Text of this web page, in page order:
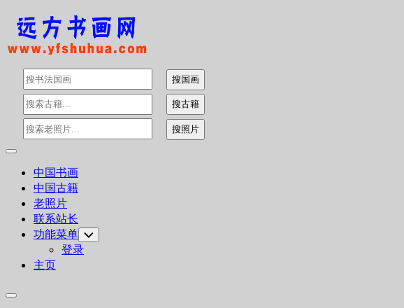
Skip
content
Expand
中国书画
中国古籍
老照片
联系站长
功能菜单 Toggle
Child
Menu
登录
主页
Expand